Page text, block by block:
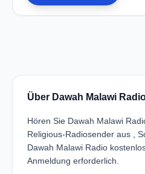
Über Dawah Malawi
Hören Sie Dawah Malawi
Religious-Radiosender aus ,
Dawah Malawi Radio
Anmeldung erforderlich.